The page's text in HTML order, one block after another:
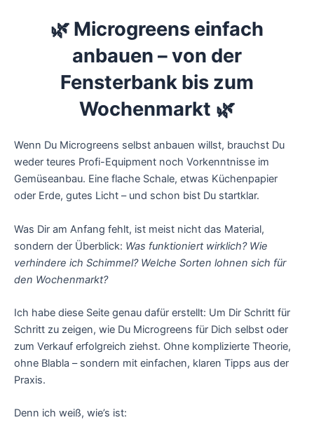
🌿 Microgreens einfach
anbauen – von der
Fensterbank bis zum
Wochenmarkt 🌿
Wenn Du Microgreens selbst anbauen willst, brauchst Du
weder teures Profi-Equipment noch Vorkenntnisse im
Gemüseanbau. Eine flache Schale, etwas Küchenpapier
oder Erde, gutes Licht – und schon bist Du startklar.
Was Dir am Anfang fehlt, ist meist nicht das Material,
sondern der Überblick: Was funktioniert wirklich? Wie
verhindere ich Schimmel? Welche Sorten lohnen sich für
den Wochenmarkt?
Ich habe diese Seite genau dafür erstellt: Um Dir Schritt für
Schritt zu zeigen, wie Du Microgreens für Dich selbst oder
zum Verkauf erfolgreich ziehst. Ohne komplizierte Theorie,
ohne Blabla – sondern mit einfachen, klaren Tipps aus der
Praxis.
Denn ich weiß, wie’s ist: